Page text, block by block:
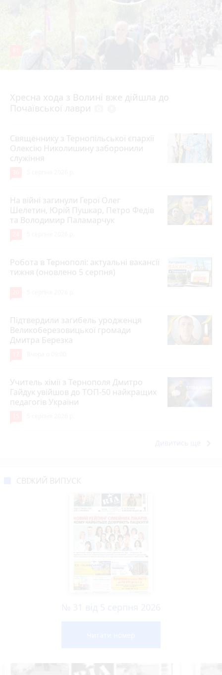
Хресна хода з Волині вже дійшла до
Почаївської лаври
Священнику з Тернопільської єпархії
Олексію Николишину заборонили
служіння
На війні загинули Герої Олег
Шелетин, Юрій Пушкар, Петро Федів
та Володимир Паламарчук
Робота в Тернополі: актуальні вакансії
тижня (оновлено 5 серпня)
Підтвердили загибель уродженця
Великоберезовицької громади
Дмитра Березка
Учитель хімії з Тернополя Дмитро
Гайдук увійшов до ТОП-50 найкращих
педагогів України